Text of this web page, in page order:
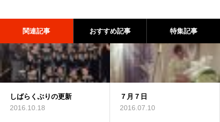
関連記事 おすすめ記事 特集記事
しばらくぶりの更新
2016.10.18
７月７日
2016.07.10
二宮望実コンサート「日本の
歌 優しい歌」
『秋の夜長にピアノLIVE』
にゲスト出演
素読
2015.12.23